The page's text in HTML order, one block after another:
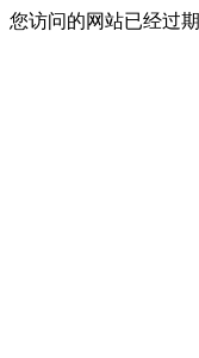
您访问的网站已经过